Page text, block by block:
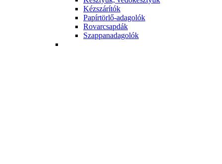
Kézszárítók
Papírtörlő-adagolók
Rovarcsapdák
Szappanadagolók